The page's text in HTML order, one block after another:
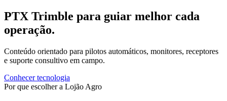
PTX Trimble para guiar melhor cada
operação.
Conteúdo orientado para pilotos automáticos, monitores, receptores
e suporte consultivo em campo.
Conhecer tecnologia
Por que escolher a Lojão Agro